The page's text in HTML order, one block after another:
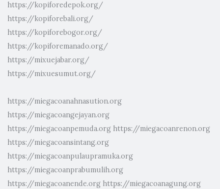
https://kopiforedepok.org/
https://kopiforebali.org/
https://kopiforebogor.org/
https://kopiforemanado.org/
https://mixuejabar.org/
https://mixuesumut.org/
https://miegacoanahnasution.org
https://miegacoangejayan.org
https://miegacoanpemuda.org https://miegacoanrenon.org
https://miegacoansintang.org
https://miegacoanpulaupramuka.org
https://miegacoanprabumulih.org
https://miegacoanende.org https://miegacoanagung.org